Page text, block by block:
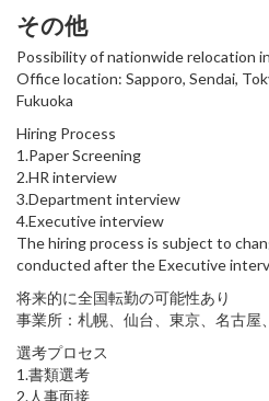
その他
Possibility of nationwide relocation
Office location: Sapporo, Sendai,
Fukuoka
Hiring Process
1.Paper Screening
2.HR interview
3.Department interview
4.Executive interview
The hiring process is subject to
conducted after the Executive
将来的に全国転勤の可能性あり
事業所：札幌、仙台、東京、名古屋
選考プロセス
1.書類選考
2.人事面接